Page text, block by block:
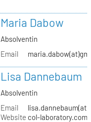
Maria Dabow
Absolventin
Email
Lisa Dannebaum
Absolventin
Email
Website col-laboratory.com